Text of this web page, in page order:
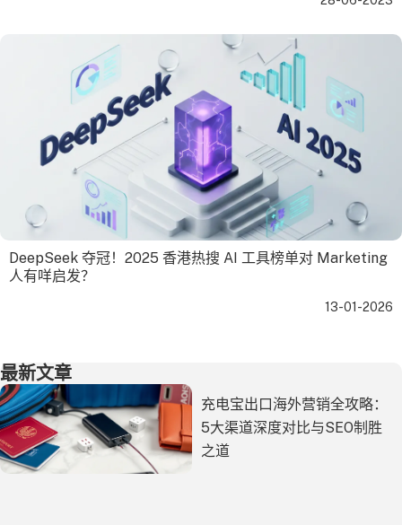
DeepSeek 夺冠！2025 香港热搜 AI 工具榜单对 Marketing
人有咩启发？
13-01-2026
最新文章
充电宝出口海外营销全攻略：
5大渠道深度对比与SEO制胜
之道